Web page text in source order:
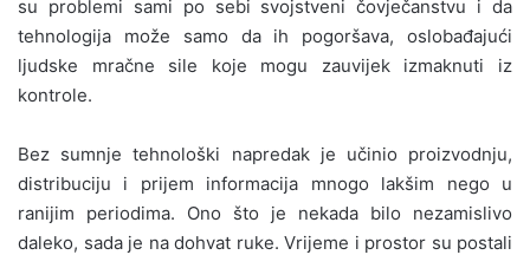
su problemi sami po sebi svojstveni čovječanstvu i da
tehnologija može samo da ih pogoršava, oslobađajući
ljudske mračne sile koje mogu zauvijek izmaknuti iz
kontrole.
Bez sumnje tehnološki napredak je učinio proizvodnju,
distribuciju i prijem informacija mnogo lakšim nego u
ranijim periodima. Ono što je nekada bilo nezamislivo
daleko, sada je na dohvat ruke. Vrijeme i prostor su postali